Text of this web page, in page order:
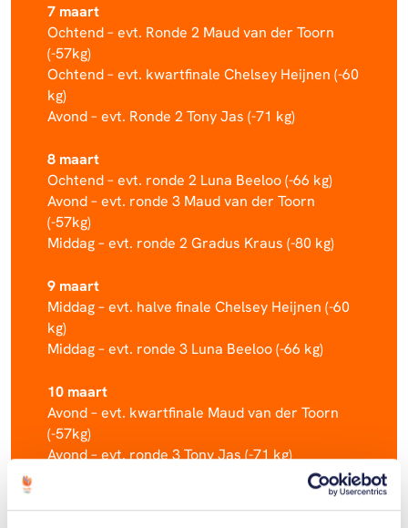
7 maart
Ochtend – evt. Ronde 2 Maud van der Toorn
(-57kg)
Ochtend – evt. kwartfinale Chelsey Heijnen (-60
kg)
Avond – evt. Ronde 2 Tony Jas (-71 kg)
8 maart
Ochtend – evt. ronde 2 Luna Beeloo (-66 kg)
Avond – evt. ronde 3 Maud van der Toorn
(-57kg)
Middag – evt. ronde 2 Gradus Kraus (-80 kg)
9 maart
Middag – evt. halve finale Chelsey Heijnen (-60
kg)
Middag – evt. ronde 3 Luna Beeloo (-66 kg)
10 maart
Avond – evt. kwartfinale Maud van der Toorn
(-57kg)
Avond – evt. ronde 3 Tony Jas (-71 kg)
Avond – evt. ronde 3 Gradus Kraus (-80 kg)